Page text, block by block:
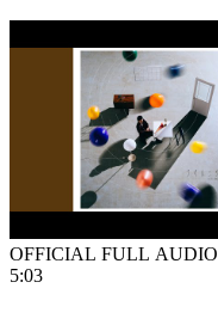
OFFICIAL FULL AUDIO
5:03